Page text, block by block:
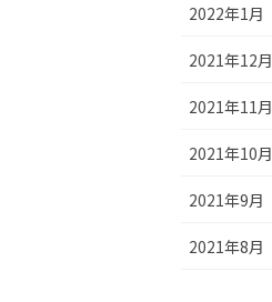
2022年1月
2021年12月
2021年11月
2021年10月
2021年9月
2021年8月